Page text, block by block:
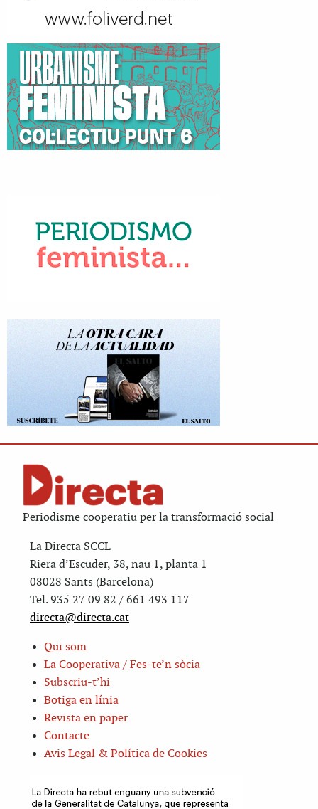
Periodisme cooperatiu per la transformació social
La Directa SCCL
Riera d’Escuder, 38, nau 1, planta 1
08028 Sants (Barcelona)
Tel. 935 27 09 82 / 661 493 117
directa@directa.cat
Qui som
La Cooperativa / Fes-te’n sòcia
Subscriu-t’hi
Botiga en línia
Revista en paper
Contacte
Avis Legal & Política de Cookies